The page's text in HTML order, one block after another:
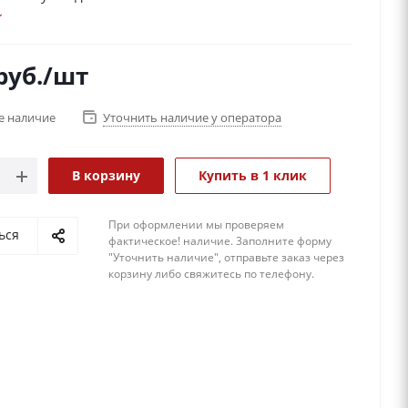
2-ух часов.
/шт
наличие Уточнить наличие у оператора
В корзину Купить в 1 клик
При оформлении мы проверяем
фактическое! наличие. 3аполните форму
"Уточнить наличие", отправьте заказ через
корзину либо свяжитесь по телефону.